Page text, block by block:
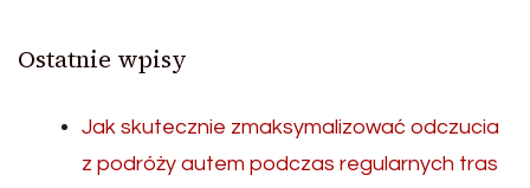
Ostatnie wpisy
Jak skutecznie zmaksymalizować odczucia
z podróży autem podczas regularnych tras